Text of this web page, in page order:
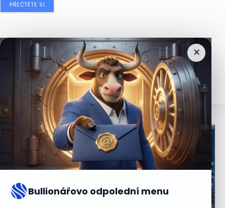
PŘEČTĚTE SI
×
Bullionářovo odpolední menu
Nejčtenějšízprávy